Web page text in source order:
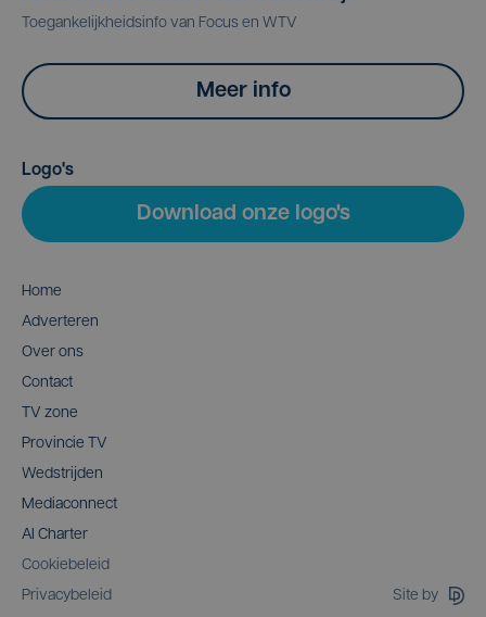
Toegankelijkheidsinfo van Focus en WTV
Meer info
Logo's
Download onze logo's
Home
Adverteren
Over ons
Contact
TV zone
Provincie TV
Wedstrijden
Mediaconnect
AI Charter
Cookiebeleid
Privacybeleid
Site by